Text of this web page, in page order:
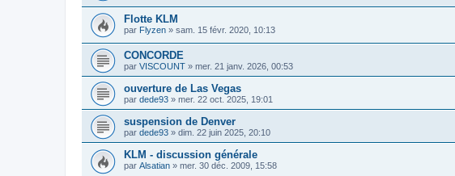
Flotte KLM
par Flyzen » sam. 15 févr. 2020, 10:13
CONCORDE
par VISCOUNT » mer. 21 janv. 2026, 00:53
ouverture de Las Vegas
par dede93 » mer. 22 oct. 2025, 19:01
suspension de Denver
par dede93 » dim. 22 juin 2025, 20:10
KLM - discussion générale
par Alsatian » mer. 30 déc. 2009, 15:58